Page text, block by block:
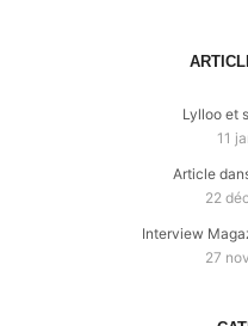
Lylloo et
11
Article
22
Interview
27